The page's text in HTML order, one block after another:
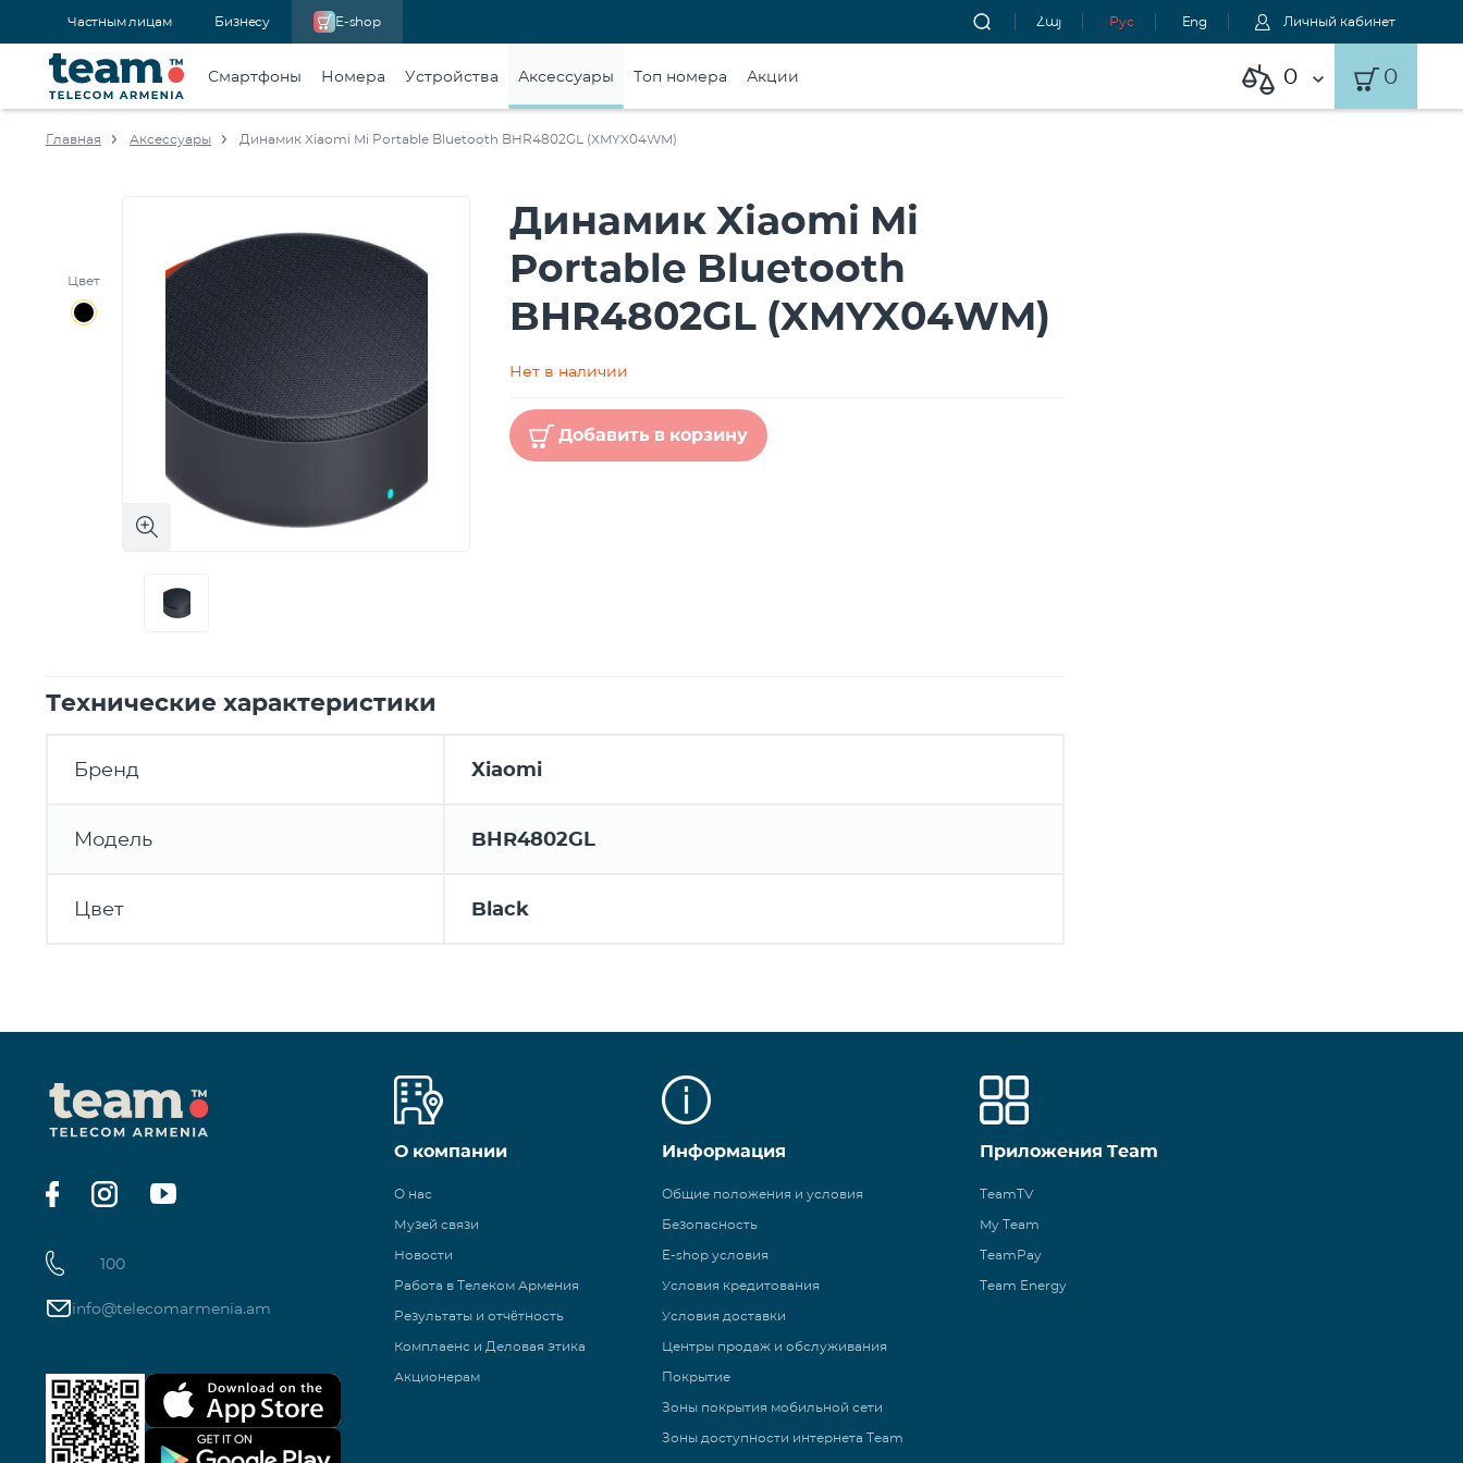
Частным лицам Бизнесу E-shop Հայ Рус Eng Личный кабинет
Смартфоны Номера Устройства Аксессуары Топ номера Акции 0 0
Главная Аксессуары Динамик Xiaomi Mi Portable Bluetooth BHR4802GL (XMYX04WM)
Цвет
Динамик Xiaomi Mi
Portable Bluetooth
BHR4802GL (XMYX04WM)
Нет в наличии
Добавить в корзину
Технические характеристики
Бренд Xiaomi
Модель BHR4802GL
Цвет Black
100
info@telecomarmenia.am
О компании
О нас
Музей связи
Новости
Работа в Телеком Армения
Результаты и отчётность
Комплаенс и Деловая этика
Акционерам
Информация
Общие положения и условия
Безопасность
E-shop условия
Условия кредитования
Условия доставки
Центры продаж и обслуживания
Покрытие
Зоны покрытия мобильной сети
Зоны доступности интернета Team
Приложения Team
TeamTV
My Team
TeamPay
Team Energy